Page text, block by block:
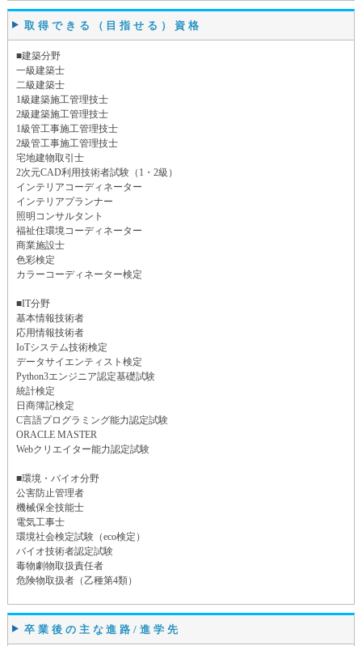
取得できる（目指せる）資格
■建築分野
一級建築士
二級建築士
1級建築施工管理技士
2級建築施工管理技士
1級管工事施工管理技士
2級管工事施工管理技士
宅地建物取引士
2次元CAD利用技術者試験（1・2級）
インテリアコーディネーター
インテリアプランナー
照明コンサルタント
福祉住環境コーディネーター
商業施設士
色彩検定
カラーコーディネーター検定
■IT分野
基本情報技術者
応用情報技術者
IoTシステム技術検定
データサイエンティスト検定
Python3エンジニア認定基礎試験
統計検定
日商簿記検定
C言語プログラミング能力認定試験
ORACLE MASTER
Webクリエイター能力認定試験
■環境・バイオ分野
公害防止管理者
機械保全技能士
電気工事士
環境社会検定試験（eco検定）
バイオ技術者認定試験
毒物劇物取扱責任者
危険物取扱者（乙種第4類）
卒業後の主な進路/進学先